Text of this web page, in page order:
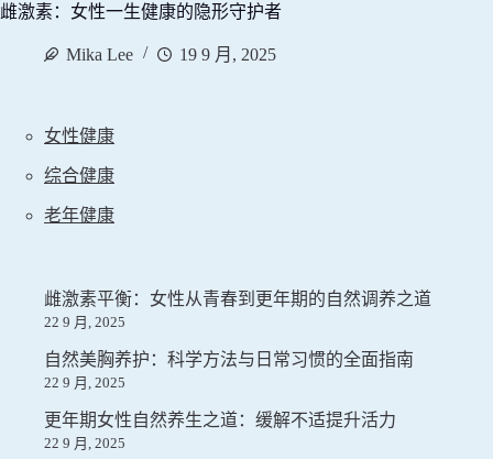
雌激素：女性一生健康的隐形守护者
Mika Lee 19 9 月, 2025
女性健康
综合健康
老年健康
雌激素平衡：女性从青春到更年期的自然调养之道
22 9 月, 2025
自然美胸养护：科学方法与日常习惯的全面指南
22 9 月, 2025
更年期女性自然养生之道：缓解不适提升活力
22 9 月, 2025